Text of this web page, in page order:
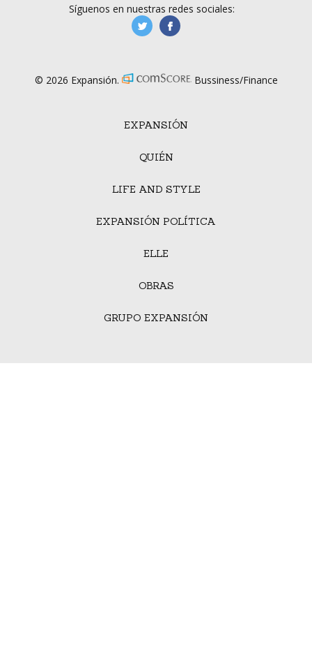
EXPANSIÓN
QUIÉN
LIFE AND STYLE
EXPANSIÓN POLÍTICA
ELLE
OBRAS
GRUPO EXPANSIÓN
Síguenos en nuestras redes sociales:
manufacturaGE
© 2026 Expansión. Bussiness/Finance